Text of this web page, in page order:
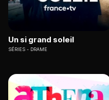
Un si grand soleil
SÉRIES DRAME